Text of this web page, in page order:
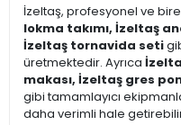
İzeltaş, profesyonel ve
lokma takımı, İzeltaş
İzeltaş tornavida seti
üretmektedir. Ayrıca
makası, İzeltaş gres
gibi tamamlayıcı
daha verimli hale